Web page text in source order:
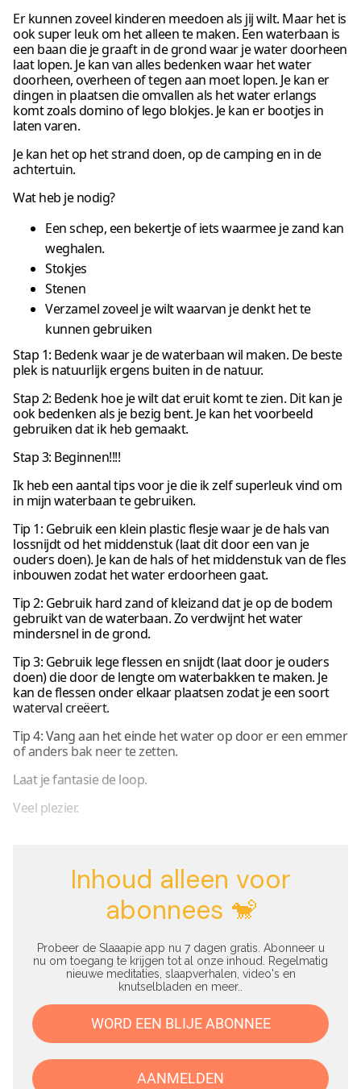
Er kunnen zoveel kinderen meedoen als jij wilt. Maar het is
ook super leuk om het alleen te maken. Een waterbaan is
een baan die je graaft in de grond waar je water doorheen
laat lopen. Je kan van alles bedenken waar het water
doorheen, overheen of tegen aan moet lopen. Je kan er
dingen in plaatsen die omvallen als het water erlangs
komt zoals domino of lego blokjes. Je kan er bootjes in
laten varen.
Je kan het op het strand doen, op de camping en in de
achtertuin.
Wat heb je nodig?
Een schep, een bekertje of iets waarmee je zand kan
weghalen.
Stokjes
Stenen
Verzamel zoveel je wilt waarvan je denkt het te
kunnen gebruiken
Stap 1: Bedenk waar je de waterbaan wil maken. De beste
plek is natuurlijk ergens buiten in de natuur.
Stap 2: Bedenk hoe je wilt dat eruit komt te zien. Dit kan je
ook bedenken als je bezig bent. Je kan het voorbeeld
gebruiken dat ik heb gemaakt.
Stap 3: Beginnen!!!!
Ik heb een aantal tips voor je die ik zelf superleuk vind om
in mijn waterbaan te gebruiken.
Tip 1: Gebruik een klein plastic flesje waar je de hals van
lossnijdt od het middenstuk (laat dit door een van je
ouders doen). Je kan de hals of het middenstuk van de fles
inbouwen zodat het water erdoorheen gaat.
Tip 2: Gebruik hard zand of kleizand dat je op de bodem
gebruikt van de waterbaan. Zo verdwijnt het water
mindersnel in de grond.
Tip 3: Gebruik lege flessen en snijdt (laat door je ouders
doen) die door de lengte om waterbakken te maken. Je
kan de flessen onder elkaar plaatsen zodat je een soort
waterval creëert.
Tip 4: Vang aan het einde het water op door er een emmer
of anders bak neer te zetten.
Laat je fantasie de loop.
Veel plezier.
Inhoud alleen voor
abonnees 🐒
Probeer de Slaaapie app nu 7 dagen gratis. Abonneer u
nu om toegang te krijgen tot al onze inhoud. Regelmatig
nieuwe meditaties, slaapverhalen, video's en
knutselbladen en meer..
WORD EEN BLIJE ABONNEE
AANMELDEN